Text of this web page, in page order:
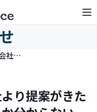
見直し時期で保険会社より提案がきたが、どのプランがいいか分からない（保険比較ライフィで記事執筆）
り提案がきた